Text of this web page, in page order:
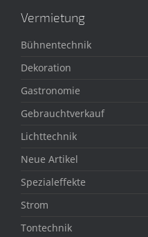
Vermietung
Bühnentechnik
Dekoration
Gastronomie
Gebrauchtverkauf
Lichttechnik
Neue Artikel
Spezialeffekte
Strom
Tontechnik